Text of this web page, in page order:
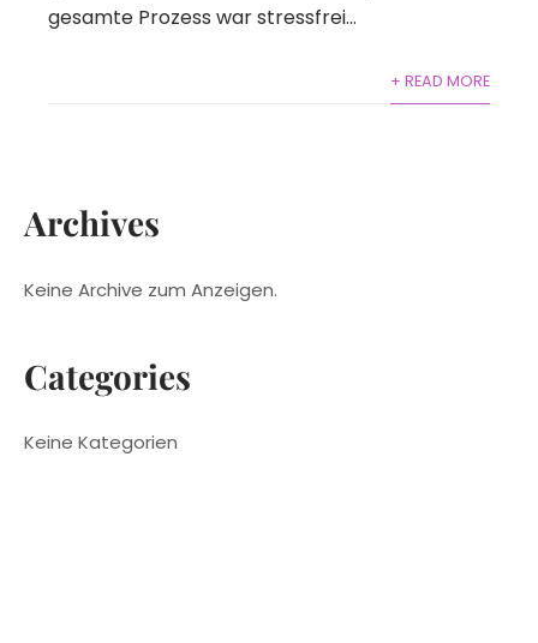
gesamte Prozess war stressfrei...
+ READ MORE
Archives
Keine Archive zum Anzeigen.
Categories
Keine Kategorien